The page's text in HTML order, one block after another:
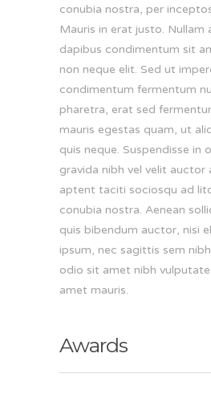
conubia nostra, per
Mauris in erat justo. Nullam
dapibus condimentum sit
non neque elit. Sed ut
condimentum fermentum
pharetra, erat sed
mauris egestas quam, ut
quis neque. Suspendisse in
gravida nibh vel velit auctor
aptent taciti sociosqu ad
conubia nostra. Aenean
quis bibendum auctor, nisi
ipsum, nec sagittis sem
odio sit amet nibh
amet mauris.
Awards